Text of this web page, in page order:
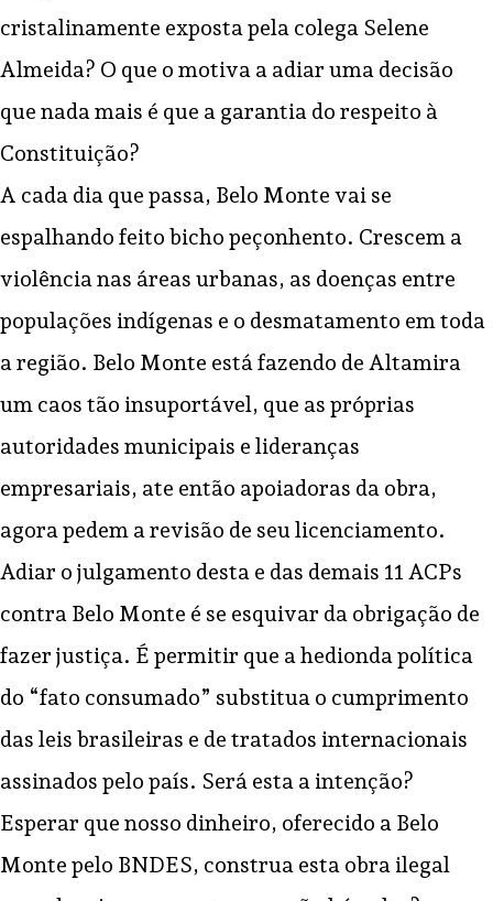
cristalinamente exposta pela colega Selene
Almeida? O que o motiva a adiar uma decisão
que nada mais é que a garantia do respeito à
Constituição?
A cada dia que passa, Belo Monte vai se
espalhando feito bicho peçonhento. Crescem a
violência nas áreas urbanas, as doenças entre
populações indígenas e o desmatamento em toda
a região. Belo Monte está fazendo de Altamira
um caos tão insuportável, que as próprias
autoridades municipais e lideranças
empresariais, ate então apoiadoras da obra,
agora pedem a revisão de seu licenciamento.
Adiar o julgamento desta e das demais 11 ACPs
contra Belo Monte é se esquivar da obrigação de
fazer justiça. É permitir que a hedionda política
do “fato consumado” substitua o cumprimento
das leis brasileiras e de tratados internacionais
assinados pelo país. Será esta a intenção?
Esperar que nosso dinheiro, oferecido a Belo
Monte pelo BNDES, construa esta obra ilegal